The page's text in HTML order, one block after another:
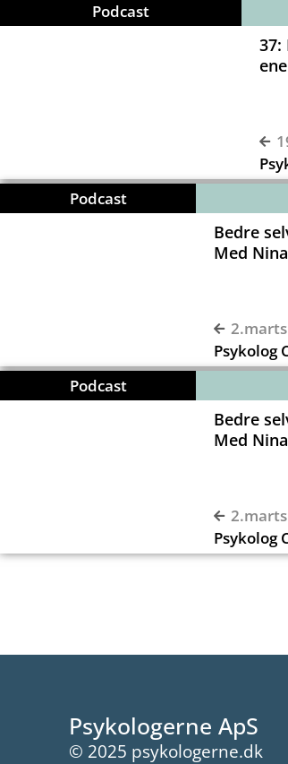
Podcast
37:
Podcast
Bedre
Med
Psykolog
Podcast
Bedre
Med
Psykolog
Psykologerne ApS
© 2025 psykologerne.dk